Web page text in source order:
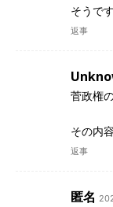
そうです
返事
菅政権
その内
返事
匿名